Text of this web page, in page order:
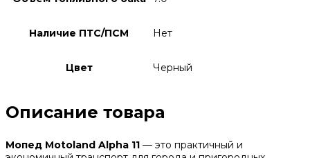
Наличие ПТС/ПСМ Нет
Цвет Черный
Описание товара
Мопед Motoland Alpha 11 — это практичный и